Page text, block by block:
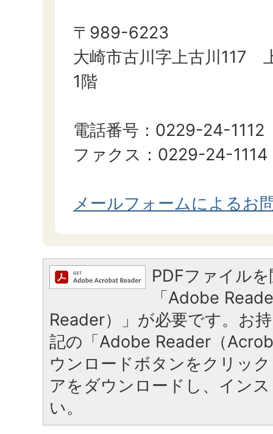
〒989-6223
大崎市古川字上古川117
1階
電話番号：0229-24-1112
ファクス：0229-24-1114
メールフォームによるお
PDFファイル
「Adobe
Reader）」が必要です。お
記の「Adobe Reader（
ウンロードボタンをクリッ
アをダウンロードし、イン
い。